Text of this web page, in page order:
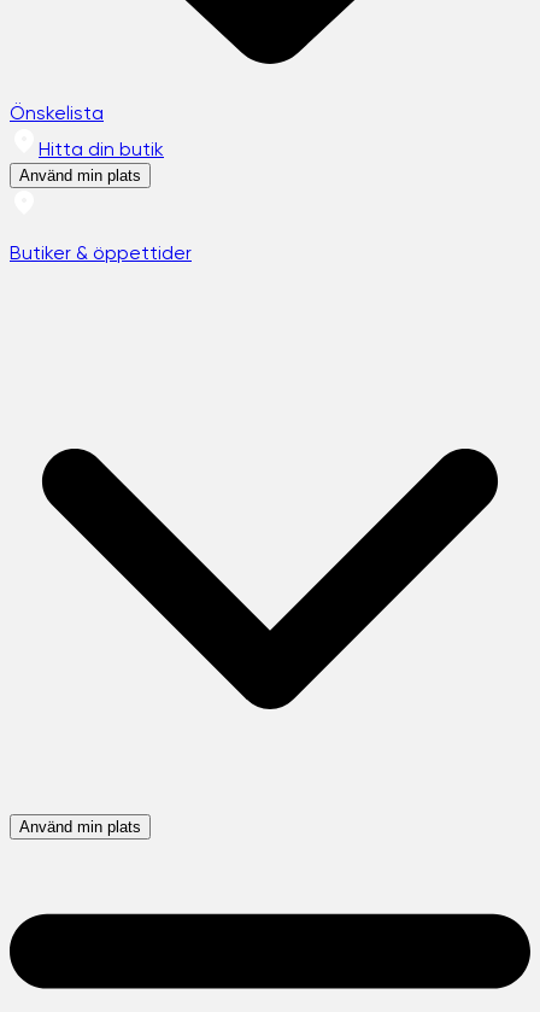
Önskelista
Hitta din butik
Använd min plats
Butiker & öppettider
Använd min plats